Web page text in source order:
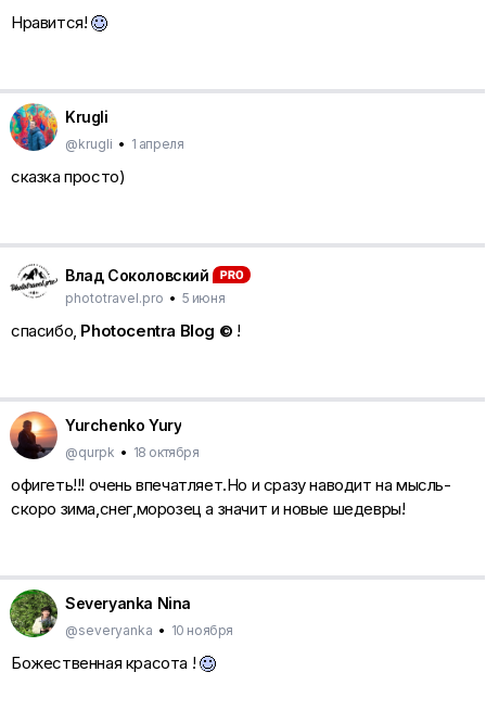
Нравится!
Krugli
@krugli • 1 апреля
сказка просто)
Влад Соколовский
phototravel.pro • 5 июня
спасибо, Photocentra Blog © !
Yurchenko Yury
@qurpk • 18 октября
офигеть!!! очень впечатляет.Но и сразу наводит на мысль-
скоро зима,снег,морозец а значит и новые шедевры!
Severyanka Nina
@severyanka • 10 ноября
Божественная красота !